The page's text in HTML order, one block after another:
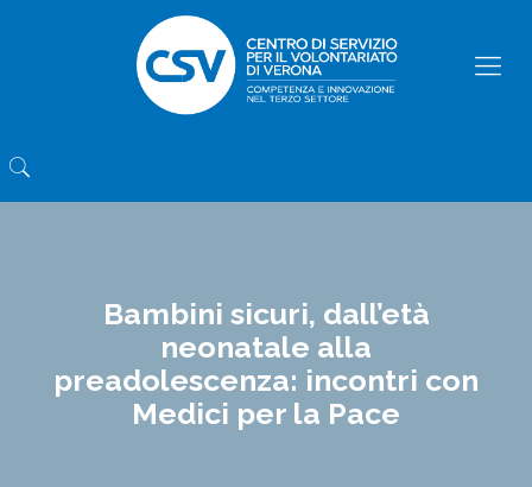
Bambini sicuri, dall’età
neonatale alla
preadolescenza: incontri con
Medici per la Pace